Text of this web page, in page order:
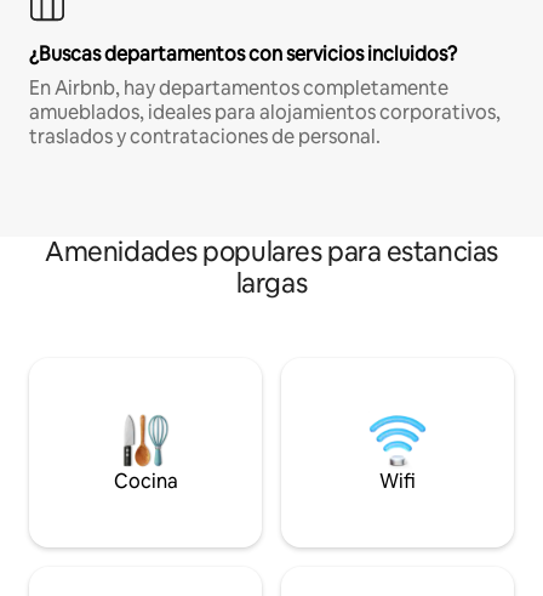
¿Buscas departamentos con servicios incluidos?
En Airbnb, hay departamentos completamente
amueblados, ideales para alojamientos corporativos,
traslados y contrataciones de personal.
Amenidades populares para estancias
largas
Cocina Wifi